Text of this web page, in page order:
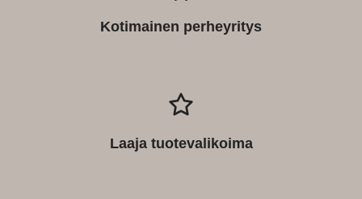
Kotimainen perheyritys
Laaja tuotevalikoima